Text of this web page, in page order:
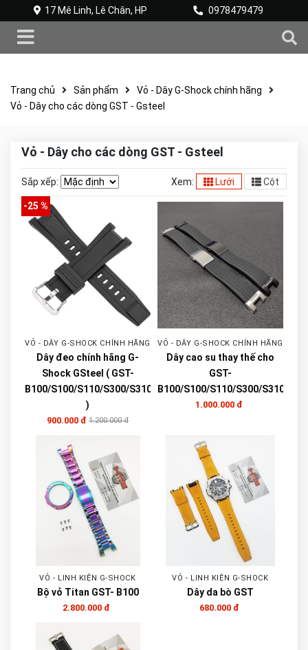
17 Mê Linh, Lê Chân, HP 0978479479
Trang chủ Sản phẩm
Vỏ - Dây G-Shock chính hãng
Vỏ - Dây cho các dòng GST - Gsteel
Vỏ - Dây cho các dòng GST - Gsteel
Sắp xếp: Xem: Lưới Cột
-25 %
VỎ - DÂY G-SHOCK CHÍNH HÃNG
Dây đeo chính hãng G-
Shock GSteel ( GST-
B100/S100/S110/S300/S310
)
900.000 đ 1.200.000 đ
VỎ - DÂY G-SHOCK CHÍNH HÃNG
Dây cao su thay thế cho
GST-
B100/S100/S110/S300/S310
1.000.000 đ
VỎ - LINH KIỆN G-SHOCK
Bộ vỏ Titan GST- B100
2.800.000 đ
VỎ - LINH KIỆN G-SHOCK
Dây da bò GST
680.000 đ